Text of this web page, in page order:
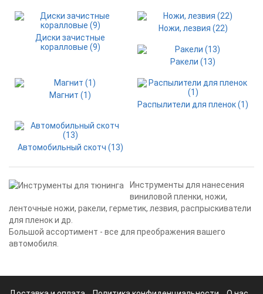
Диски зачистные
коралловые (9)
Ножи, лезвия (22)
Ракели (13)
Магнит (1)
Распылители для пленок (1)
Автомобильный скотч (13)
Инструменты для нанесения
виниловой пленки, ножи,
ленточные ножи, ракели, герметик, лезвия, распрыскиватели
для пленок и др.
Большой ассортимент - все для преображения вашего
автомобиля.